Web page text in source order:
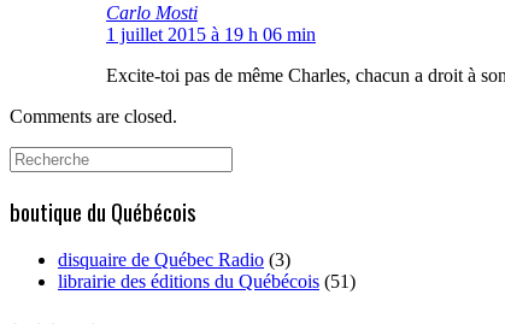
Carlo Mosti
1 juillet 2015 à 19 h 06 min
Excite-toi pas de même Charles, chacun a droit à
Comments are closed.
Search
for:
boutique du Québécois
disquaire de Québec Radio (3)
librairie des éditions du Québécois (51)